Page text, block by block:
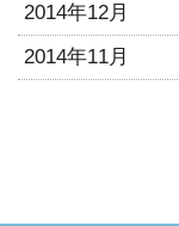
2014年12月
2014年11月